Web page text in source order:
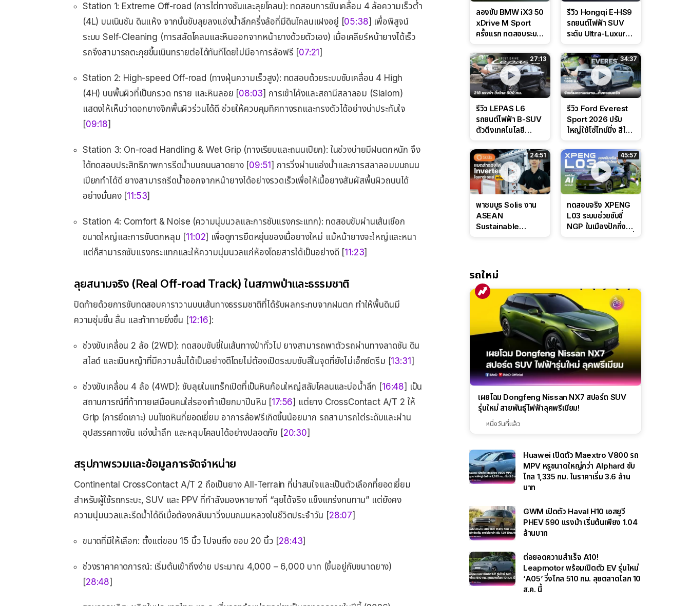
Station 1: Extreme Off-road (การไต่ทางชันและลุยโคลน): ทดสอบการขับเคลื่อน 4 ล้อความเร็วต่ำ
(4L) บนเนินชัน ดินแห้ง จากนั้นขับลุยลงแอ่งน้ำลึกครึ่งล้อที่มีดินโคลนแฝงอยู่ [05:38] เพื่อพิสูจน์
ระบบ Self-Cleaning (การสลัดโคลนและหินออกจากหน้ายางด้วยตัวเอง) เมื่อเคลียร์หน้ายางได้เร็ว
รถจึงสามารถตะกุยขึ้นเนินทรายต่อได้ทันทีโดยไม่มีอาการล้อฟรี [07:21]
Station 2: High-speed Off-road (ทางฝุ่นความเร็วสูง): ทดสอบด้วยระบบขับเคลื่อน 4 High
(4H) บนพื้นผิวที่เป็นกรวด ทราย และหินลอย [08:03] การเข้าโค้งและสถานีสลาลอม (Slalom)
แสดงให้เห็นว่าดอกยางจิกพื้นผิวร่วนได้ดี ช่วยให้ควบคุมทิศทางรถและทรงตัวได้อย่างน่าประทับใจ
[09:18]
Station 3: On-road Handling & Wet Grip (ทางเรียบและถนนเปียก): ในช่วงบ่ายมีฝนตกหนัก จึง
ได้ทดสอบประสิทธิภาพการรีดน้ำบนถนนลาดยาง [09:51] การวิ่งผ่านแอ่งน้ำและการสลาลอมบนถนน
เปียกทำได้ดี ยางสามารถรีดน้ำออกจากหน้ายางได้อย่างรวดเร็วเพื่อให้เนื้อยางสัมผัสพื้นผิวถนนได้
อย่างมั่นคง [11:53]
Station 4: Comfort & Noise (ความนุ่มนวลและการซับแรงกระแทก): ทดสอบขับผ่านเส้นเชือก
ขนาดใหญ่และการขับตกหลุม [11:02] เพื่อดูการยืดหยุ่นของเนื้อยางใหม่ แม้หน้ายางจะใหญ่และหนา
แต่ก็สามารถซับแรงกระแทกและให้ความนุ่มนวลแก่ห้องโดยสารได้เป็นอย่างดี [11:23]
ลุยสนามจริง (Real Off-road Track) ในสภาพป่าและธรรมชาติ
ปิดท้ายด้วยการขับทดสอบคาราวานบนเส้นทางธรรมชาติที่ได้รับผลกระทบจากฝนตก ทำให้พื้นดินมี
ความชุ่มชื้น ลื่น และท้าทายยิ่งขึ้น [12:16]:
ช่วงขับเคลื่อน 2 ล้อ (2WD): ทดสอบขับขี่ในเส้นทางป่าทั่วไป ยางสามารถพาตัวรถผ่านทางลาดชัน ดิน
สไลด์ และเนินหญ้าที่มีความลื่นได้เป็นอย่างดีโดยไม่ต้องเปิดระบบขับสี่ในจุดที่ยังไม่เอ็กซ์ตรีม [13:31]
ช่วงขับเคลื่อน 4 ล้อ (4WD): ขับลุยในแทร็กเปิดที่เป็นหินก้อนใหญ่สลับโคลนและบ่อน้ำลึก [16:48] เป็น
สถานการณ์ที่ท้าทายเสมือนคนใส่รองเท้าเปียกมาปีนหิน [17:56] แต่ยาง CrossContact A/T 2 ให้
Grip (การยึดเกาะ) บนโขดหินที่ยอดเยี่ยม อาการล้อฟรีเกิดขึ้นน้อยมาก รถสามารถไต่ระดับและผ่าน
อุปสรรคทางชัน แอ่งน้ำลึก และหลุมโคลนได้อย่างปลอดภัย [20:30]
สรุปภาพรวมและข้อมูลการจัดจำหน่าย
Continental CrossContact A/T 2 ถือเป็นยาง All-Terrain ที่น่าสนใจและเป็นตัวเลือกที่ยอดเยี่ยม
สำหรับผู้ใช้รถกระบะ, SUV และ PPV ที่กำลังมองหายางที่ “ลุยได้จริง แข็งแกร่งทนทาน” แต่ยังคง
ความนุ่มนวลและรีดน้ำได้ดีเมื่อต้องกลับมาวิ่งบนถนนหลวงในชีวิตประจำวัน [28:07]
ขนาดที่มีให้เลือก: ตั้งแต่ขอบ 15 นิ้ว ไปจนถึง ขอบ 20 นิ้ว [28:43]
ช่วงราคาคาดการณ์: เริ่มต้นเข้าถึงง่าย ประมาณ 4,000 – 6,000 บาท (ขึ้นอยู่กับขนาดยาง)
[28:48]
ลองขับ BMW iX3 50
xDrive M Sport
ครั้งแรก ทดสอบระบบ
Performance แบบ
จัดเต็มในสนาม
รีวิว Hongqi E-HS9
รถยนต์ไฟฟ้า SUV
ระดับ Ultra-Luxury
CDC นุ่มหนึบเหนือ
ระดับ
27:13
รีวิว LEPAS L6
รถยนต์ไฟฟ้า B-SUV
ตัวตึงเทคโนโลยี
ล่างหนึบ ลุ้นราคา 7
แสนต้น
34:37
รีวิว Ford Everest
Sport 2026 ปรับ
ใหญ่ใช้โซ่ไทม์มิ่ง สีใหม่
ดุดันสไตล์ครอบครัว
สายลุย
24:51
พาชมบูธ Solis งาน
ASEAN
Sustainable
IntelliHouse และ
EverCORE โซลูชัน
ESS ครบวงจร
45:57
ทดสอบจริง XPENG
L03 ระบบช่วยขับขี่
NGP ในเมืองปักกิ่ง
รถใหม่
เผยโฉม Dongfeng Nissan NX7 สปอร์ต SUV
รุ่นใหม่ สายพันธุ์ไฟฟ้าลุคพรีเมียม!
หนึ่งวันที่แล้ว
Huawei เปิดตัว Maextro V800 รถ
MPV หรูขนาดใหญ่กว่า Alphard ขับ
ไกล 1,335 กม. ในราคาเริ่ม 3.6 ล้าน
บาท
GWM เปิดตัว Haval H10 เอสยูวี
PHEV 590 แรงม้า เริ่มต้นเพียง 1.04
ล้านบาท
ต่อยอดความสำเร็จ A10!
Leapmotor พร้อมเปิดตัว EV รุ่นใหม่
‘A05’ วิ่งไกล 510 กม. ลุยตลาดโลก 10
ส.ค. นี้